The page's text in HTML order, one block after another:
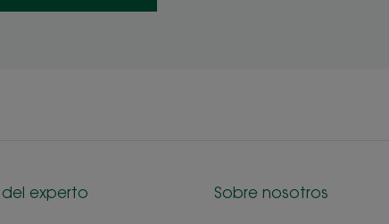
experto Sobre nosotros